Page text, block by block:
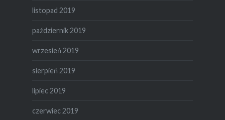
listopad 2019
październik 2019
wrzesień 2019
sierpień 2019
lipiec 2019
czerwiec 2019